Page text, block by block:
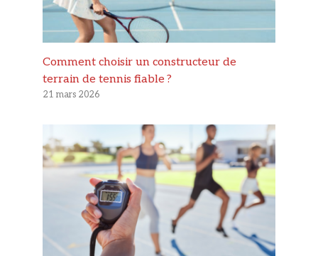
Comment choisir un constructeur de
terrain de tennis fiable ?
21 mars 2026